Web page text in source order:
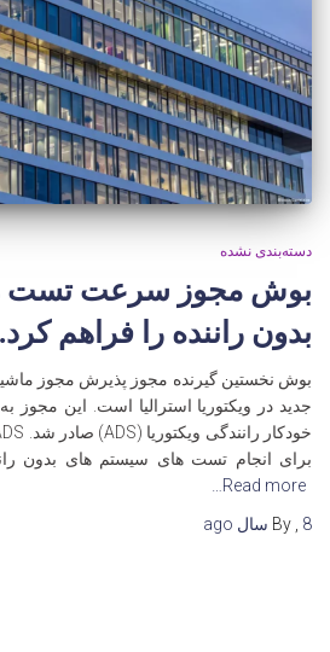
دسته‌بندی نشده
بوش مجوز سرعت تست
بدون راننده را فراهم کرد.
بوش نخستین گیرنده مجوز پذیرش مجوز
جدید در ویکتوریا استرالیا است. این
برای انجام تست های سیستم های بدون
Read more…
By , 8 سال